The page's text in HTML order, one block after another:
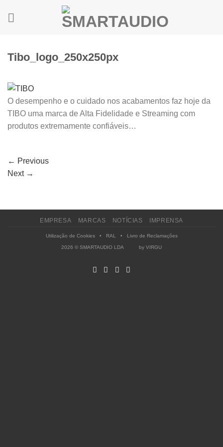
Tibo_logo_250x250px
O desempenho e o cuidado nos acabamentos faz hoje da
TIBO uma marca de Alta Fidelidade e Streaming com
produtos extremamente confiáveis…
← Previous
Next →
EMPRESA MARCAS NOTÍCIAS IMPRENSA
Utilização de Cookies• RAL • Livro de Reclamações
2026 © SMARTAUDIO LDA by VIRGU